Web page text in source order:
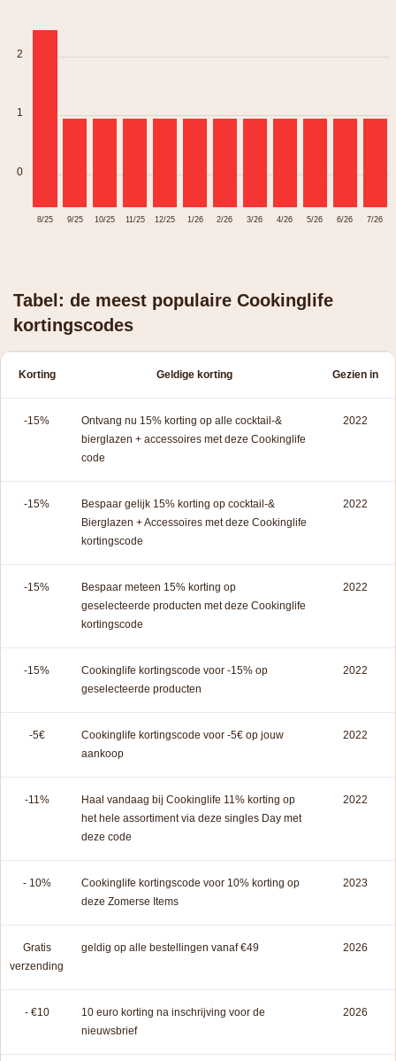
2
1
0
8/25 9/25 10/25 11/25 12/25 1/26 2/26 3/26 4/26 5/26 6/26 7/26
Tabel: de meest populaire Cookinglife
kortingscodes
Korting Geldige korting Gezien in
-15%
Ontvang nu 15% korting op alle cocktail-&
bierglazen + accessoires met deze Cookinglife
code
2022
-15%
Bespaar gelijk 15% korting op cocktail-&
Bierglazen + Accessoires met deze Cookinglife
kortingscode
2022
-15%
Bespaar meteen 15% korting op
geselecteerde producten met deze Cookinglife
kortingscode
2022
-15%
Cookinglife kortingscode voor -15% op
geselecteerde producten
2022
-5€
Cookinglife kortingscode voor -5€ op jouw
aankoop
2022
-11%
Haal vandaag bij Cookinglife 11% korting op
het hele assortiment via deze singles Day met
deze code
2022
- 10%
Cookinglife kortingscode voor 10% korting op
deze Zomerse Items
2023
Gratis
verzending
geldig op alle bestellingen vanaf €49 2026
- €10
10 euro korting na inschrijving voor de
nieuwsbrief
2026